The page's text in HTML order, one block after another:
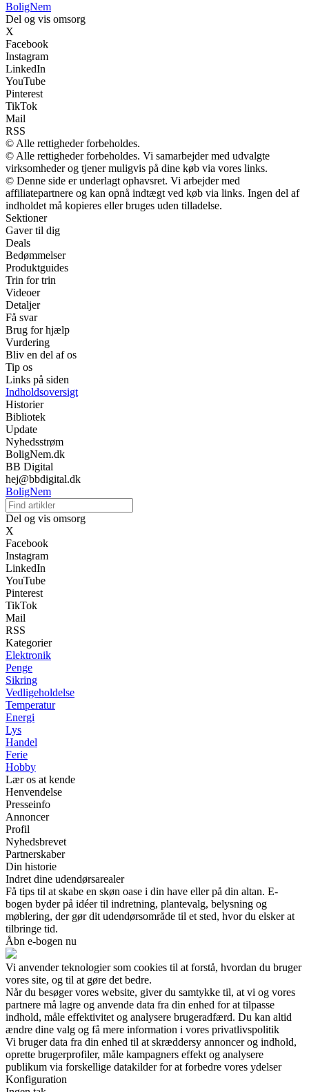
BoligNem
Del og vis omsorg
X
Facebook
Instagram
LinkedIn
YouTube
Pinterest
TikTok
Mail
RSS
© Alle rettigheder forbeholdes.
© Alle rettigheder forbeholdes. Vi samarbejder med udvalgte
virksomheder og tjener muligvis på dine køb via vores links.
© Denne side er underlagt ophavsret. Vi arbejder med
affiliatepartnere og kan opnå indtægt ved køb via links. Ingen del af
indholdet må kopieres eller bruges uden tilladelse.
Sektioner
Gaver til dig
Deals
Bedømmelser
Produktguides
Trin for trin
Videoer
Detaljer
Få svar
Brug for hjælp
Vurdering
Bliv en del af os
Tip os
Links på siden
Indholdsoversigt
Historier
Bibliotek
Update
Nyhedsstrøm
BoligNem.dk
BB Digital
hej@bbdigital.dk
BoligNem
Del og vis omsorg
X
Facebook
Instagram
LinkedIn
YouTube
Pinterest
TikTok
Mail
RSS
Kategorier
Elektronik
Penge
Sikring
Vedligeholdelse
Temperatur
Energi
Lys
Handel
Ferie
Hobby
Lær os at kende
Henvendelse
Presseinfo
Annoncer
Profil
Nyhedsbrevet
Partnerskaber
Din historie
Indret dine udendørsarealer
Få tips til at skabe en skøn oase i din have eller på din altan. E-
bogen byder på idéer til indretning, plantevalg, belysning og
møblering, der gør dit udendørsområde til et sted, hvor du elsker at
tilbringe tid.
Åbn e-bogen nu
Vi anvender teknologier som cookies til at forstå, hvordan du bruger
vores site, og til at gøre det bedre.
Når du besøger vores website, giver du samtykke til, at vi og vores
partnere må lagre og anvende data fra din enhed for at tilpasse
indhold, måle effektivitet og analysere brugeradfærd. Du kan altid
ændre dine valg og få mere information i vores privatlivspolitik
Vi bruger data fra din enhed til at skræddersy annoncer og indhold,
oprette brugerprofiler, måle kampagners effekt og analysere
publikum via forskellige datakilder for at forbedre vores ydelser
Konfiguration